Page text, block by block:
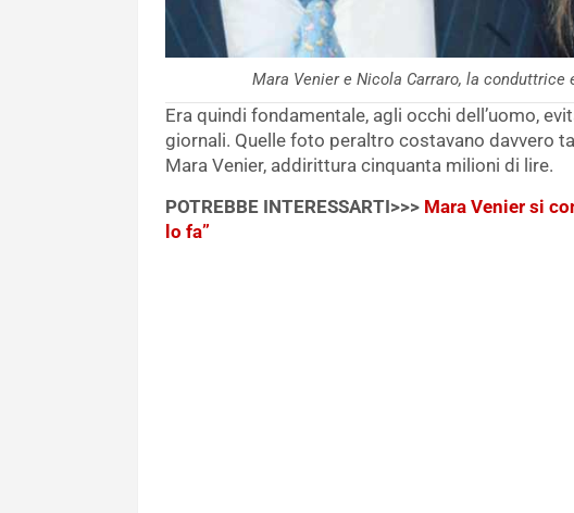
Mara Venier e Nicola Carraro, la
Era quindi fondamentale, agli occhi dell’uomo,
giornali. Quelle foto peraltro costavano davvero
Mara Venier, addirittura cinquanta milioni di lire.
POTREBBE INTERESSARTI>>> Mara Venier si
lo fa”